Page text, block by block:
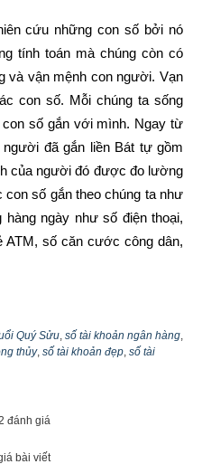
cứu những con số bởi nó
tính toán mà chúng còn có
và vận mệnh con người. Vạn
con số. Mỗi chúng ta sống
số gắn với mình. Ngay từ
đã gắn liền Bát tự gồm
của người đó được đo lường
số gắn theo chúng ta như
ngày như số điện thoại,
ATM, số căn cước công dân,
ngẫu nhiên từ 7 đến 17 số
vì là ngẫu nhiên nên không
nhớ. Tuy nhiên cùng với sự
số tài khoản theo ý thích
Quý Sửu, số tài khoản ngân hàng,
thủy, số tài khoản đẹp, số tài
đánh giá
bài viết